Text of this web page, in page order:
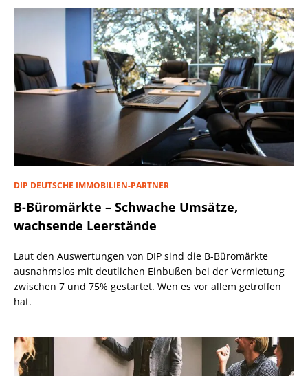
DIP DEUTSCHE IMMOBILIEN-PARTNER
B-Büromärkte – Schwache Umsätze,
wachsende Leerstände
Laut den Auswertungen von DIP sind die B-Büromärkte
ausnahmslos mit deutlichen Einbußen bei der Vermietung
zwischen 7 und 75% gestartet. Wen es vor allem getroffen
hat.